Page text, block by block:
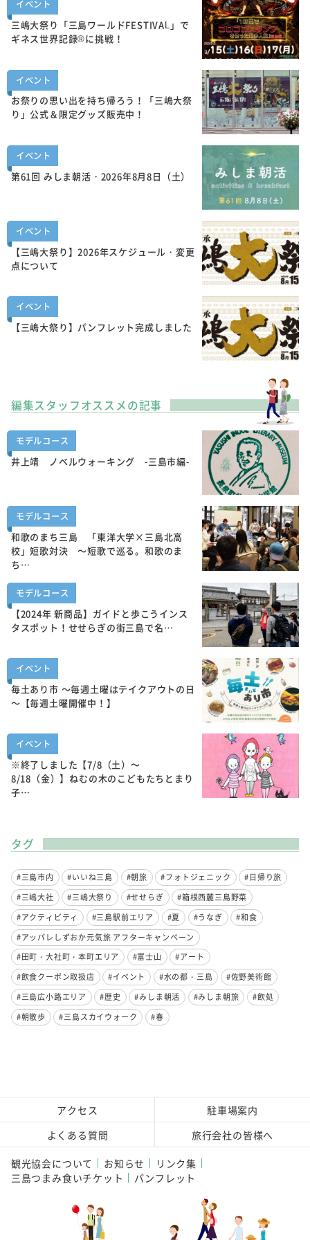
イベント
三嶋大祭り「三島ワールドFESTIVAL」で
ギネス世界記録®に挑戦！
イベント
お祭りの思い出を持ち帰ろう！「三嶋大祭
り」公式＆限定グッズ販売中！
イベント
第61回 みしま朝活・2026年8月8日（土）
イベント
【三嶋大祭り】2026年スケジュール・変更
点について
イベント
【三嶋大祭り】パンフレット完成しました
編集スタッフオススメの記事
モデルコース
井上靖 ノベルウォーキング -三島市編-
モデルコース
和歌のまち三島 「東洋大学×三島北高
校」短歌対決 ～短歌で巡る。和歌のま
ち…
モデルコース
【2024年 新商品】ガイドと歩こうインス
タスポット！せせらぎの街三島で名…
イベント
毎土あり市 ～毎週土曜はテイクアウトの日
～【毎週土曜開催中！】
イベント
※終了しました【7/8（土）～
8/18（金）】ねむの木のこどもたちとまり
子…
タグ
#三島市内 #いいね三島 #朝旅 #フォトジェニック
#日帰り旅
#三嶋大社
#三嶋大祭り #せせらぎ
#箱根西麓三島野菜
#アクティビティ
#三島駅前エリア #夏 #うなぎ
#和食
#アッパレしずおか元気旅 アフターキャンペーン
#田町・大社町・本町エリア
#富士山
#アート
#飲食クーポン取扱店
#イベント #水の都・三島
#佐野美術館
#三島広小路エリア
#歴史 #みしま朝活 #みしま朝旅
#飲処
#朝散歩
#三島スカイウォーク #春
アクセス
駐車場案内
よくある質問
旅行会社の皆様へ
観光協会について お知らせ
リンク集
三島つまみ食いチケット
パンフレット